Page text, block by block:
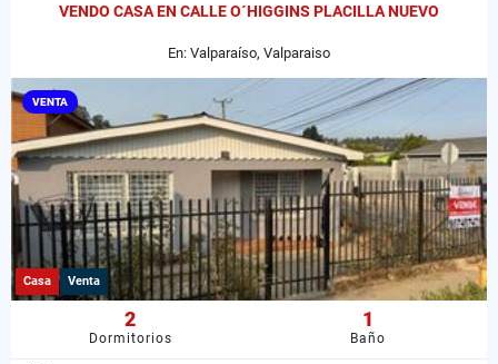
VENDO CASA EN CALLE O´HIGGINS PLACILLA NUEVO
En: Valparaíso, Valparaiso
VENTA
Casa Venta
2
Dormitorios
1
Baño